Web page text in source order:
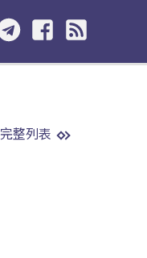
完整列表